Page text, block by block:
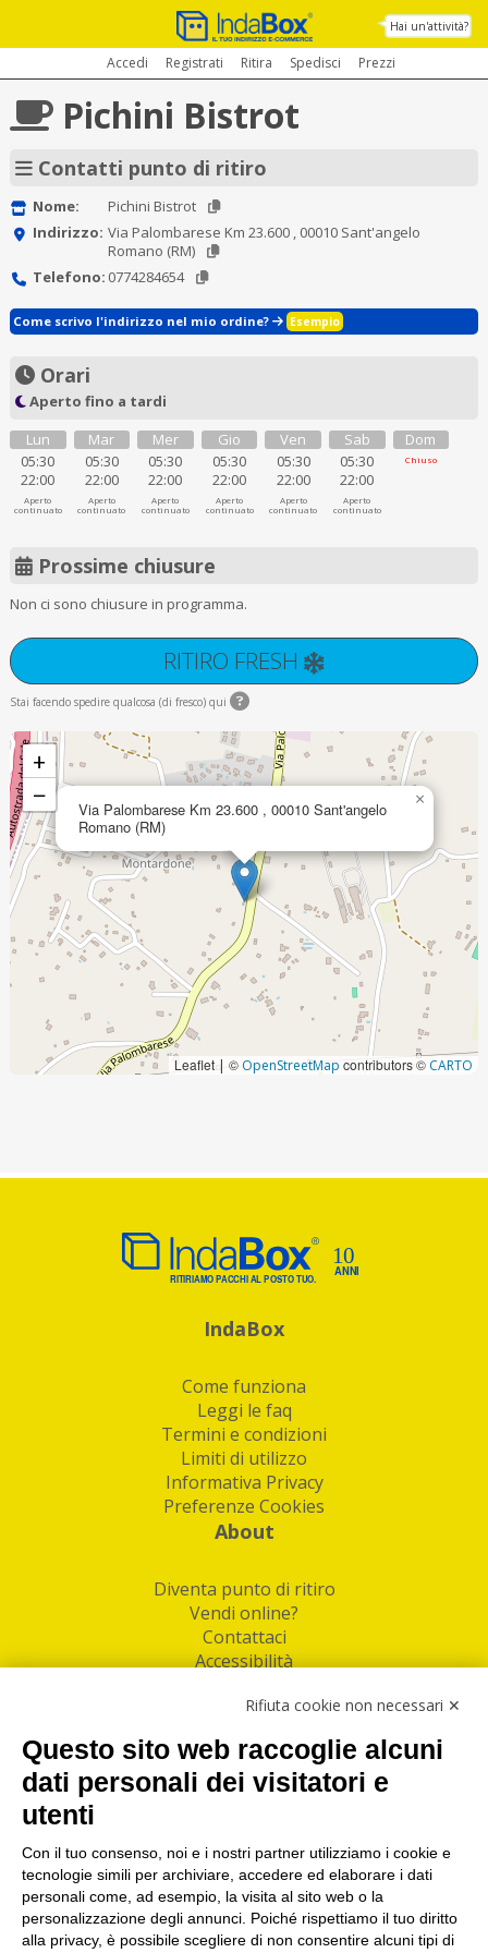
Hai un'attività?
Accedi Registrati Ritira Spedisci Prezzi
Pichini Bistrot
Contatti punto di ritiro
Nome:
Pichini Bistrot
Indirizzo: Via Palombarese Km 23.600 , 00010 Sant'angelo
Romano (RM)
Telefono: 0774284654
Come scrivo l'indirizzo nel mio ordine? Esempio
Orari
Aperto fino a tardi
Lun
05:30
22:00
Aperto
continuato
Mar
05:30
22:00
Aperto
continuato
Mer
05:30
22:00
Aperto
continuato
Gio
05:30
22:00
Aperto
continuato
Ven
05:30
22:00
Aperto
continuato
Sab
05:30
22:00
Aperto
continuato
Dom
Chiuso
Prossime chiusure
Non ci sono chiusure in programma.
RITIRO FRESH
Stai facendo spedire qualcosa (di fresco) qui
Via Palombarese Km 23.600 , 00010 Sant'angelo
Romano (RM)
×
+
−
Leaflet | © OpenStreetMap contributors © CARTO
IndaBox
Come funziona
Leggi le faq
Termini e condizioni
Limiti di utilizzo
Informativa Privacy
Preferenze Cookies
About
Diventa punto di ritiro
Vendi online?
Contattaci
Accessibilità
Facebook
Linkedin
I nostri punti di ritiro e spedizione pacchi nelle
maggiori città italiane
Torino|Milano|Roma|Bologna|Firenze| Genova
Napoli|Varese
Rifiuta cookie non necessari ✕
Questo sito web raccoglie alcuni
dati personali dei visitatori e
utenti
Con il tuo consenso, noi e i nostri partner utilizziamo i cookie e
tecnologie simili per archiviare, accedere ed elaborare i dati
personali come, ad esempio, la visita al sito web o la
personalizzazione degli annunci. Poiché rispettiamo il tuo diritto
alla privacy, è possibile scegliere di non consentire alcuni tipi di